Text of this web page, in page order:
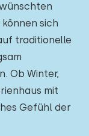
sich
traditionelle
Ob Winter,
mit
Gefühl der